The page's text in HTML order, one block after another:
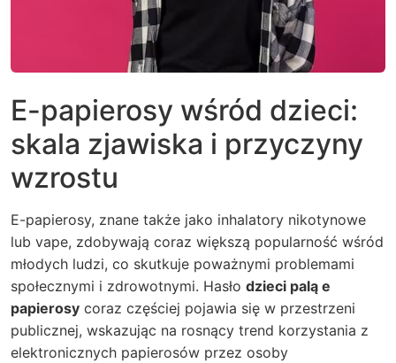
E-papierosy wśród dzieci:
skala zjawiska i przyczyny
wzrostu
E-papierosy, znane także jako inhalatory nikotynowe
lub vape, zdobywają coraz większą popularność wśród
młodych ludzi, co skutkuje poważnymi problemami
społecznymi i zdrowotnymi. Hasło dzieci palą e
papierosy coraz częściej pojawia się w przestrzeni
publicznej, wskazując na rosnący trend korzystania z
elektronicznych papierosów przez osoby